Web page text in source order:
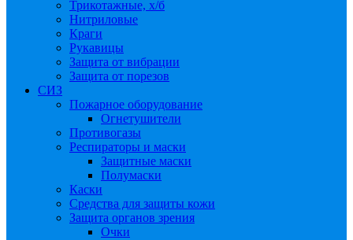
Трикотажные, х/б
Нитриловые
Краги
Рукавицы
Защита от вибрации
Защита от порезов
СИЗ
Пожарное оборудование
Огнетушители
Противогазы
Респираторы и маски
Защитные маски
Полумаски
Каски
Средства для защиты кожи
Защита органов зрения
Очки